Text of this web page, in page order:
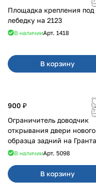
Площадка крепления под
лебедку на 2123
В наличииАрт. 1418
В корзину
900 ₽
Ограничитель доводчик
открывания двери нового
образца задний на Гранта,
Урбан
В наличииАрт. 5098
В корзину